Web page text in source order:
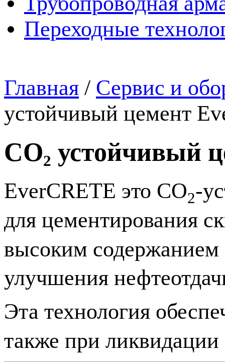
Переходные
Главная / Сервис и
устойчивый цемент
CO₂ устойчивый
EverCRETE это CO2-
для цементирования
высоким
улучшения
Эта технология
также при